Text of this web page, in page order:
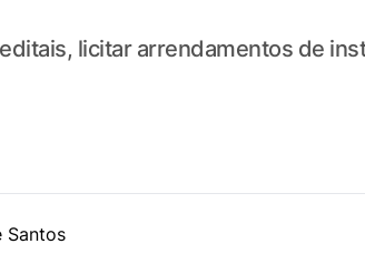
licitar arrendamentos de